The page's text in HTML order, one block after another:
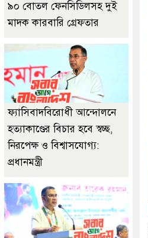
৯০ বোতল ফেনসিডিলসহ দুই
মাদক কারবারি গ্রেফতার
ফ্যাসিবাদবিরোধী আন্দোলনে
হত্যাকাণ্ডের বিচার হবে স্বচ্ছ,
নিরপেক্ষ ও বিশ্বাসযোগ্য:
প্রধানমন্ত্রী